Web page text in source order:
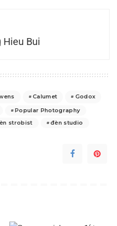
Hieu Bui
Calumet
Godox
Popular Photography
strobist đèn studio